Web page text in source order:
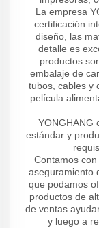
La empresa
certificación
diseño, las
detalle es
productos
embalaje de
tubos, cables y
película
YONGHANG
estándar y
Contamos
aseguramiento
que podamos
productos de
de ventas
y luego a